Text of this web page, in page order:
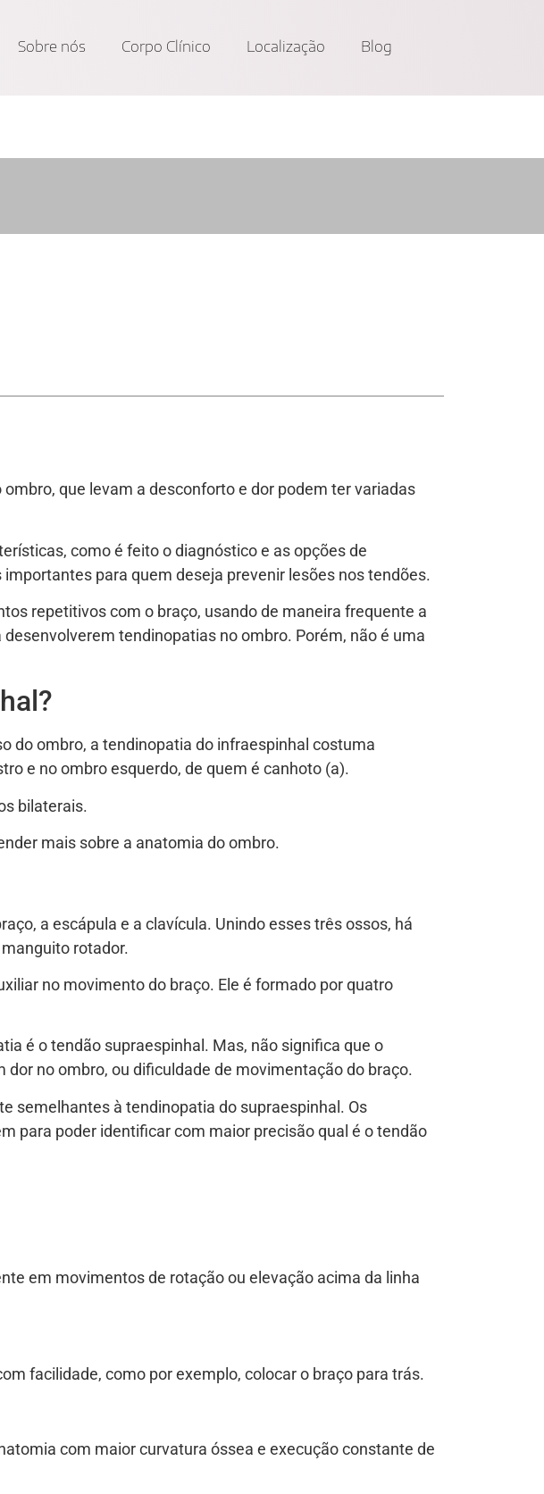
Sobre nós Corpo Clínico Localização Blog
que levam a desconforto e dor podem ter variadas
como é feito o diagnóstico e as opções de
para quem deseja prevenir lesões nos tendões.
repetitivos com o braço, usando de maneira frequente a
tendinopatias no ombro. Porém, não é uma
do ombro, a tendinopatia do infraespinhal costuma
e no ombro esquerdo, de quem é canhoto (a).
bilaterais.
mais sobre a anatomia do ombro.
a escápula e a clavícula. Unindo esses três ossos, há
rotador.
no movimento do braço. Ele é formado por quatro
é o tendão supraespinhal. Mas, não significa que o
no ombro, ou dificuldade de movimentação do braço.
semelhantes à tendinopatia do supraespinhal. Os
para poder identificar com maior precisão qual é o tendão
em movimentos de rotação ou elevação acima da linha
facilidade, como por exemplo, colocar o braço para trás.
com maior curvatura óssea e execução constante de